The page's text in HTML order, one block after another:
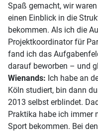
Spaß gemacht, wir
einen Einblick in die
bekommen. Als ich die
Projektkoordinator für
fand ich das
darauf beworben – und
Wienands: Ich habe an
Köln studiert, bin dann
2013 selbst erblindet.
Praktika habe ich immer
Sport bekommen. Bei